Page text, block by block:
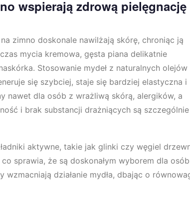
wspierają zdrową pielęgnację
zimno doskonale nawilżają skórę, chroniąc ją
mycia kremowa, gęsta piana delikatnie
Stosowanie mydeł z naturalnych olejów
się szybciej, staje się bardziej elastyczna i
nawet dla osób z wrażliwą skórą, alergików, a
i brak substancji drażniących są szczególnie
aktywne, takie jak glinki czy węgiel
sprawia, że są doskonałym wyborem dla
działanie mydła, dbając o